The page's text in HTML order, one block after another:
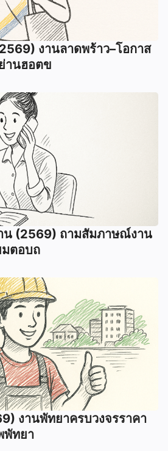
งานลาดพร้าว–โอกาส
านฮอตข
น (2569) ถามสัมภาษณ์งาน
ตอบถ
งานพัทยาครบวงจรราคา
พัทยา